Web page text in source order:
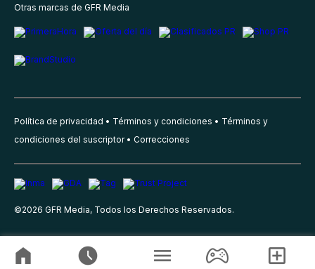
Otras marcas de GFR Media
Política de privacidad Términos y condiciones
Términos y
condiciones del suscriptor
Correcciones
©2026 GFR Media, Todos los Derechos Reservados.